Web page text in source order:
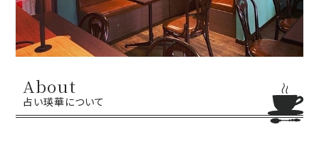
About
占い瑛華について